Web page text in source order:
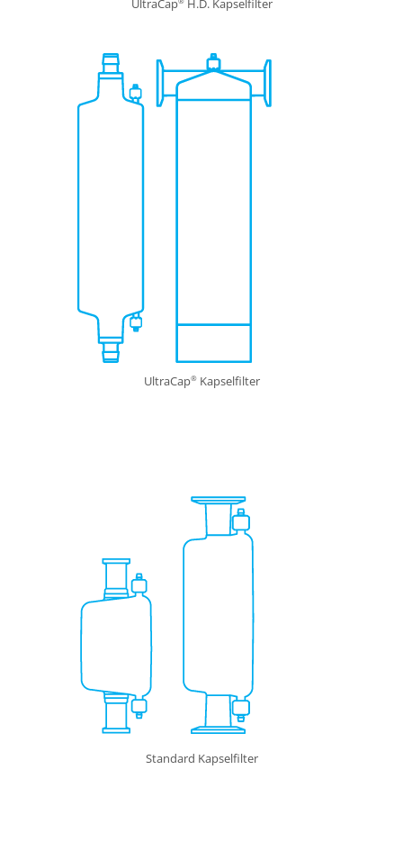
UltraCap H.D. Kapselfilter
UltraCap®Kapselfilter
Standard Kapselfilter